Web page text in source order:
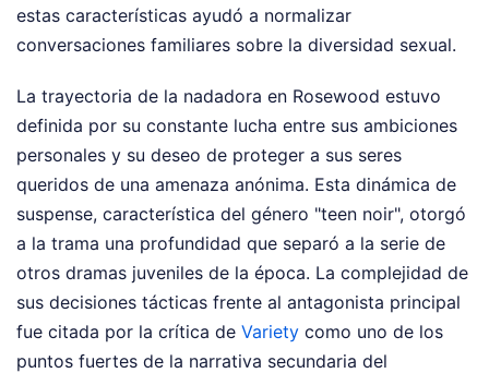
estas características ayudó a normalizar
conversaciones familiares sobre la diversidad sexual.
La trayectoria de la nadadora en Rosewood estuvo
definida por su constante lucha entre sus ambiciones
personales y su deseo de proteger a sus seres
queridos de una amenaza anónima. Esta dinámica de
suspense, característica del género "teen noir", otorgó
a la trama una profundidad que separó a la serie de
otros dramas juveniles de la época. La complejidad de
sus decisiones tácticas frente al antagonista principal
fue citada por la crítica de Variety como uno de los
puntos fuertes de la narrativa secundaria del